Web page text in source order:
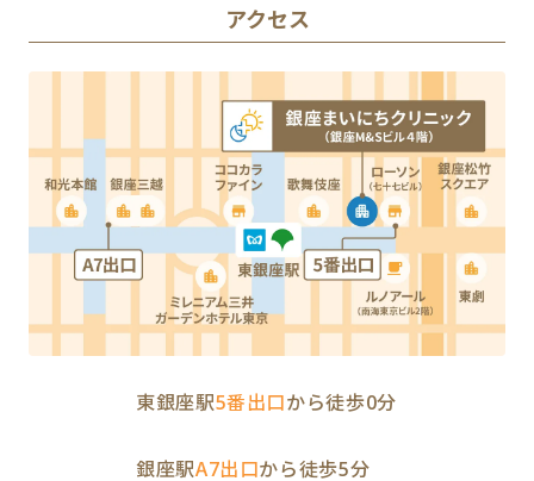
アクセス
東銀座駅5番出口から徒歩0分
銀座駅A7出口から徒歩5分